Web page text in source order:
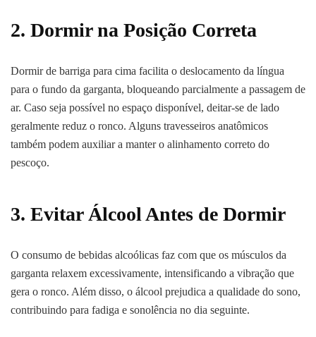
2. Dormir na Posição Correta
Dormir de barriga para cima facilita o deslocamento da língua
para o fundo da garganta, bloqueando parcialmente a passagem de
ar. Caso seja possível no espaço disponível, deitar-se de lado
geralmente reduz o ronco. Alguns travesseiros anatômicos
também podem auxiliar a manter o alinhamento correto do
pescoço.
3. Evitar Álcool Antes de Dormir
O consumo de bebidas alcoólicas faz com que os músculos da
garganta relaxem excessivamente, intensificando a vibração que
gera o ronco. Além disso, o álcool prejudica a qualidade do sono,
contribuindo para fadiga e sonolência no dia seguinte.